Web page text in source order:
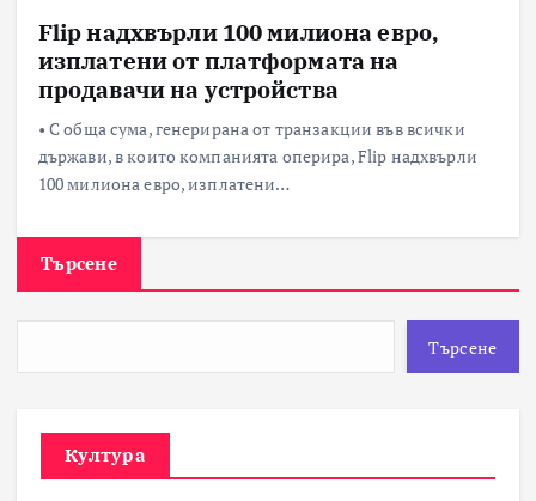
Flip надхвърли 100 милиона евро,
изплатени от платформата на
продавачи на устройства
• С обща сума, генерирана от транзакции във всички
държави, в които компанията оперира, Flip надхвърли
100 милиона евро, изплатени…
Търсене
Търсене
Култура